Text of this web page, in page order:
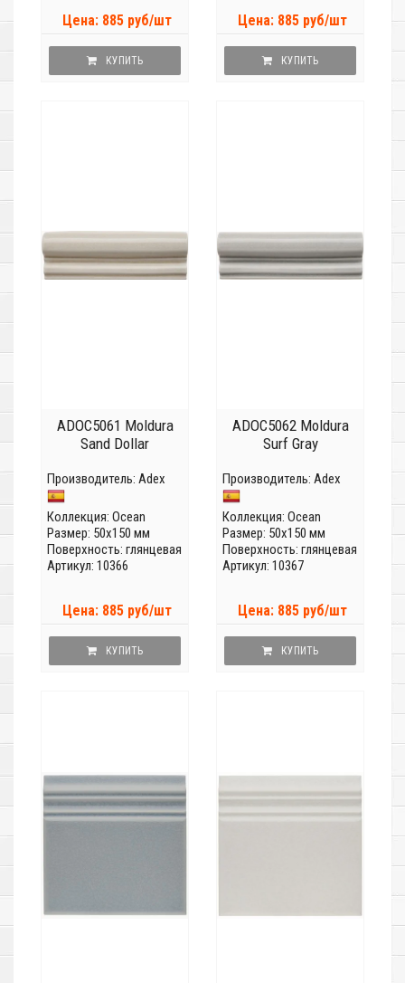
Цена: 885 руб/шт
КУПИТЬ
Цена: 885 руб/шт
КУПИТЬ
ADOC5061 Moldura
Sand Dollar
Производитель: Adex
Коллекция: Ocean
Размер: 50x150 мм
Поверхность: глянцевая
Артикул: 10366
Цена: 885 руб/шт
КУПИТЬ
ADOC5062 Moldura
Surf Gray
Производитель: Adex
Коллекция: Ocean
Размер: 50x150 мм
Поверхность: глянцевая
Артикул: 10367
Цена: 885 руб/шт
КУПИТЬ